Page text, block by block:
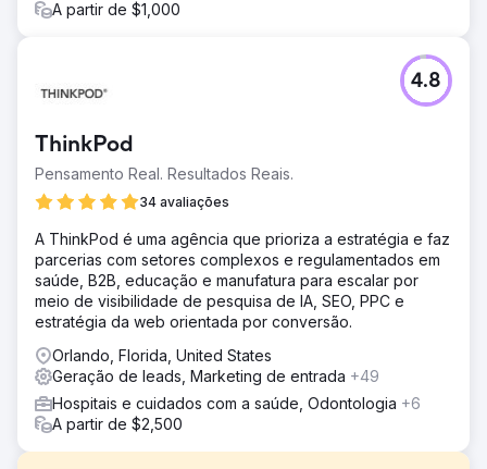
A partir de $1,000
ThinkPod
Pensamento Real. Resultados Reais.
34 avaliações
4.8
A ThinkPod é uma agência que prioriza a estratégia e faz
parcerias com setores complexos e regulamentados em
saúde, B2B, educação e manufatura para escalar por
meio de visibilidade de pesquisa de IA, SEO, PPC e
estratégia da web orientada por conversão.
Orlando, Florida, United States
Geração de leads, Marketing de entrada +49
Hospitais e cuidados com a saúde, Odontologia +6
A partir de $2,500